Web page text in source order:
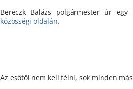
Bereczk Balázs polgármester úr
közösségi oldalán.
Az esőtől nem kell félni, sok minden